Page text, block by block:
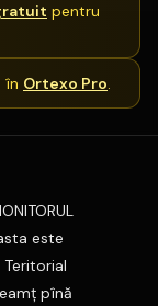
pentru
în Ortexo Pro.
este
pînă